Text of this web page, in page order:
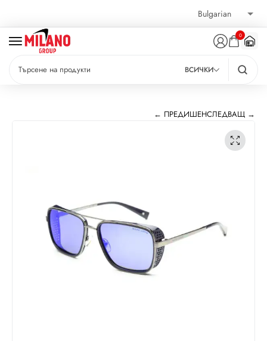
0
ВСИЧКИ
← ПРЕДИШЕНСЛЕДВАЩ →